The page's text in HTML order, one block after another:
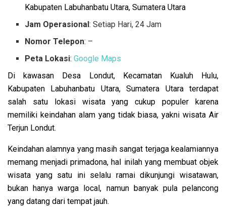
Kabupaten Labuhanbatu Utara, Sumatera Utara
Jam Operasional: Setiap Hari, 24 Jam
Nomor Telepon: –
Peta Lokasi:Google Maps
Di kawasan Desa Londut, Kecamatan Kualuh Hulu,
Kabupaten Labuhanbatu Utara, Sumatera Utara terdapat
salah satu lokasi wisata yang cukup populer karena
memiliki keindahan alam yang tidak biasa, yakni wisata Air
Terjun Londut.
Keindahan alamnya yang masih sangat terjaga kealamiannya
memang menjadi primadona, hal inilah yang membuat objek
wisata yang satu ini selalu ramai dikunjungi wisatawan,
bukan hanya warga local, namun banyak pula pelancong
yang datang dari tempat jauh.